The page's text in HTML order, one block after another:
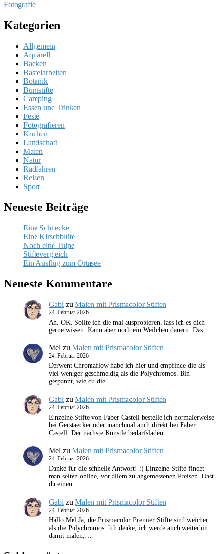
Fotografie
Kategorien
Allgemein
Aquarell
Backen
Bastelarbeiten
Botanik
Buntstifte
Camping
Essen und Trinken
Feste
Fotografieren
Kochen
Landschaft
Malen
Natur
Radfahren
Reisen
Sport
Neueste Beiträge
Eine Schnecke
Eine Kirschblüte
Noch eine Tulpe
Stiftevergleich
Ein Ausflug zum Ortasee
Neueste Kommentare
Gabi zu Malen mit Prismacolor Stiften
24. Februar 2026
Ah, OK. Sollte ich die mal ausprobieren, lass ich es dich
gerne wissen. Kann aber noch ein Weilchen dauern. Das…
Mel zu Malen mit Prismacolor Stiften
24. Februar 2026
Derwent Chromaflow habe ich hier und empfinde die als
viel weniger geschmeidig als die Polychromos. Bin
gespannt, wie du die…
Gabi zu Malen mit Prismacolor Stiften
24. Februar 2026
Einzelne Stifte von Faber Castell bestelle ich normalerweise
bei Gerstaecker oder manchmal auch direkt bei Faber
Castell. Der nächste Künstlerbedarfsladen…
Mel zu Malen mit Prismacolor Stiften
24. Februar 2026
Danke für die schnelle Antwort! :) Einzelne Stifte findet
man selten online, vor allem zu angemessenen Preisen. Hast
du einen…
Gabi zu Malen mit Prismacolor Stiften
24. Februar 2026
Hallo Mel Ja, die Prismacolor Premier Stifte sind weicher
als die Polychromos. Ich denke, ich werde auch weiterhin
damit malen,…